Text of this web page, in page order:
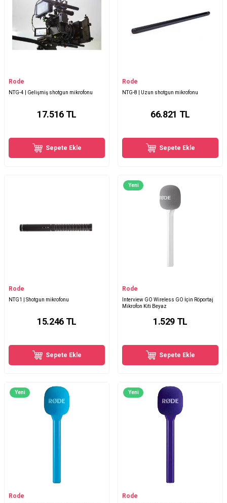
Rode
NTG-4 | Gelişmiş shotgun mikrofonu
17.516TL
Sepete Ekle
Rode
NTG-8 | Uzun shotgun mikrofonu
66.821 TL
Sepete Ekle
Rode
NTG1 | Shotgun mikrofonu
15.246TL
Sepete Ekle
Yeni
Rode
Interview GO Wireless GO İçin Röportaj
Mikrofon Kiti Beyaz
1.529 TL
Sepete Ekle
Yeni
Rode
Yeni
Rode